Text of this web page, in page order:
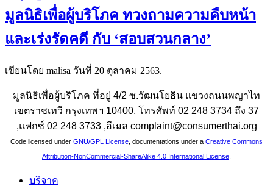
มูลนิธิเพื่อผู้บริโภค ทวงถามความคืบหน้า
และเร่งรัดคดี กับ ‘สอบสวนกลาง’
เขียนโดย malisa วันที่ 20 ตุลาคม 2563.
มูลนิธิเพื่อผู้บริโภค ที่อยู่ 4/2 ซ.วัฒนโยธิน แขวงถนนพญาไท
เขตราชเทวี กรุงเทพฯ 10400, โทรศัพท์ 02 248 3734 ถึง 37
,แฟกซ์ 02 248 3733 ,อีเมล complaint@consumerthai.org
Code licensed under GNU/GPL License , documentations under a Creative Commons
Attribution-NonCommercial-ShareAlike 4.0 International License
บริจาค